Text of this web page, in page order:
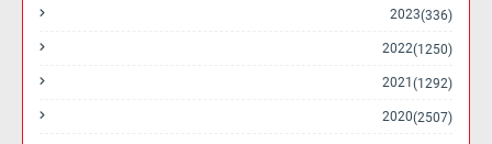
2023 (336)
2022 (1250)
2021 (1292)
2020 (2507)